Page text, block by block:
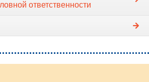
ответственности